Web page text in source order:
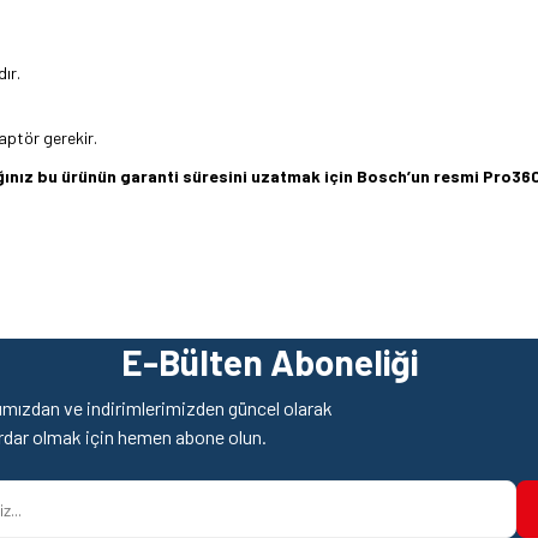
gerekir.
bu ürünün garanti süresini uzatmak için Bosch’un resmi
Yorum Yaz
3/4 inç set henüz Türkiye stoklarına girmemiştir. Ulupınar olarak
E-Bülten Aboneliği
ve indirimlerimizden güncel olarak
olmak için hemen abone olun.